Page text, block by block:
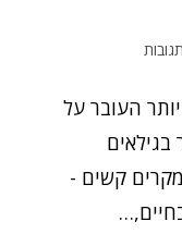
העובר על
קשים -